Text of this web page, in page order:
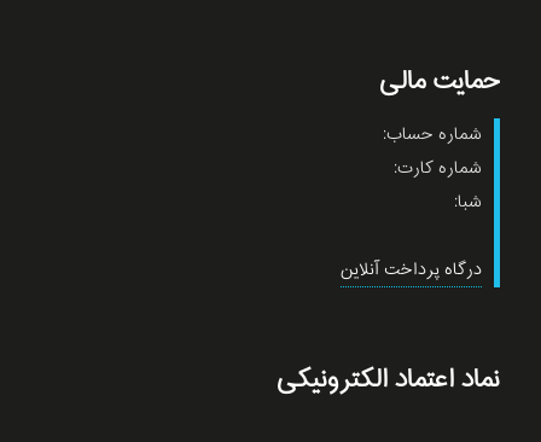
حمایت مالی
شماره حساب:
شماره کارت:
شبا:
درگاه پرداخت آنلاین
نماد اعتماد الکترونیکی